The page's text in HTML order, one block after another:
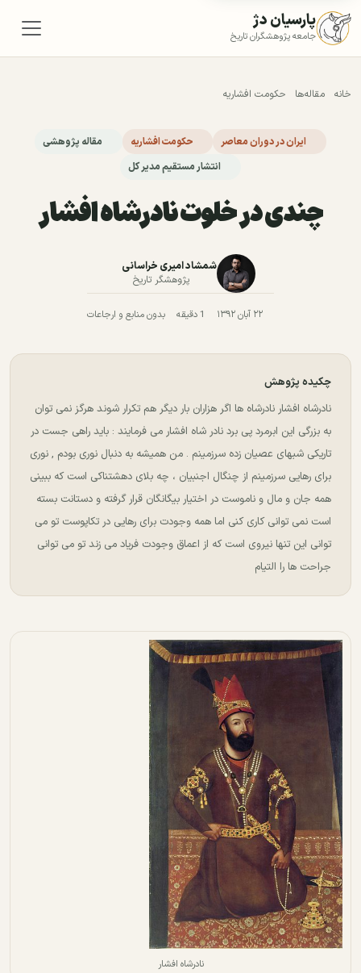
پارسیان دژ
جامعه پژوهشگران تاریخ
خانه مقاله‌ها حکومت افشاریه
ایران در دوران معاصر حکومت افشاریه
مقاله پژوهشی
انتشار مستقیم مدیر کل
چندی در خلوت نادرشاه افشار
شمشاد امیری خراسانی
پژوهشگر تاریخ
۲۲ آبان ۱۳۹۲ 1 دقیقه بدون منابع و ارجاعات
چکیده پژوهش
نادرشاه افشار نادرشاه ها اگر هزاران بار دیگر هم تکرار شوند هرگز نمی توان
به بزرگی این ابرمرد پی برد نادر شاه افشار می فرمایند : باید راهی جست در
تاریکی شبهای عصیان زده سرزمینم . من همیشه به دنبال نوری بودم , نوری
برای رهایی سرزمینم از چنگال اجنبیان ، چه بلای دهشتناکی است که ببینی
همه جان و مال و ناموست در اختیار بیگانگان قرار گرفته و دستانت بسته
است نمی توانی کاری کنی اما همه وجودت برای رهایی در تکاپوست تو می
توانی این تنها نیروی است که از اعماق وجودت فریاد می زند تو می توانی
جراحت ها را التیام
نادرشاه افشار